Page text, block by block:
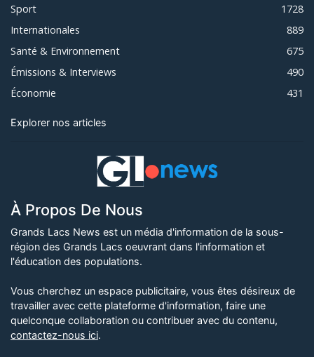
Sport
1728
Internationales
889
Santé & Environnement
675
Émissions & Interviews
490
Économie
431
Explorer nos articles
À Propos De Nous
Grands Lacs News est un média d'information de la sous-
région des Grands Lacs oeuvrant dans l'information et
l'éducation des populations.
Vous cherchez un espace publicitaire, vous êtes désireux de
travailler avec cette plateforme d'information, faire une
quelconque collaboration ou contribuer avec du contenu,
contactez-nous ici.